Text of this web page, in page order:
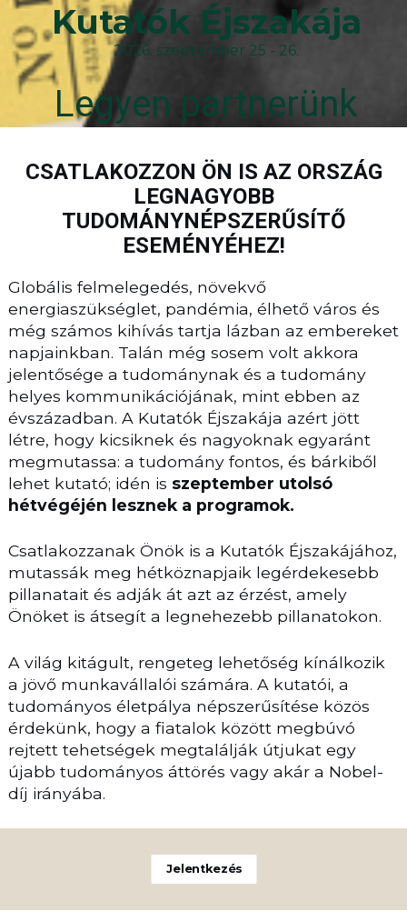
Kutatók Éjszakája
2026. szeptember 25 - 26.
Legyen partnerünk
CSATLAKOZZON ÖN IS AZ ORSZÁG
LEGNAGYOBB
TUDOMÁNYNÉPSZERŰSÍTŐ
ESEMÉNYÉHEZ!
Globális felmelegedés, növekvő
energiaszükséglet, pandémia, élhető város és
még számos kihívás tartja lázban az embereket
napjainkban. Talán még sosem volt akkora
jelentősége a tudománynak és a tudomány
helyes kommunikációjának, mint ebben az
évszázadban. A Kutatók Éjszakája azért jött
létre, hogy kicsiknek és nagyoknak egyaránt
megmutassa: a tudomány fontos, és bárkiből
lehet kutató; idén is szeptember utolsó
hétvégéjén lesznek a programok.
Csatlakozzanak Önök is a Kutatók Éjszakájához,
mutassák meg hétköznapjaik legérdekesebb
pillanatait és adják át azt az érzést, amely
Önöket is átsegít a legnehezebb pillanatokon.
A világ kitágult, rengeteg lehetőség kínálkozik
a jövő munkavállalói számára. A kutatói, a
tudományos életpálya népszerűsítése közös
érdekünk, hogy a fiatalok között megbúvó
rejtett tehetségek megtalálják útjukat egy
újabb tudományos áttörés vagy akár a Nobel-
díj irányába.
Jelentkezés